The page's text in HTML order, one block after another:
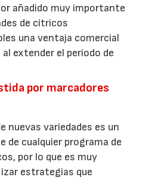
añadido muy importante
de cítricos
una ventaja comercial
extender el periodo de
por marcadores
nuevas variedades es un
cualquier programa de
por lo que es muy
estrategias que